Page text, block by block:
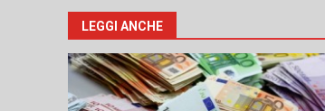
LEGGI ANCHE